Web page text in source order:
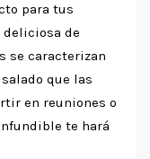
para tus
deliciosa de
se caracterizan
que las
en reuniones o
te hará